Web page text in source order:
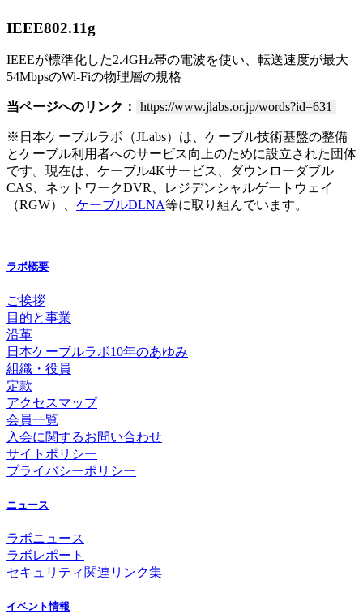
IEEE802.11g
IEEEが標準化した2.4GHz帯の電波を使い、転送速度が最大
54MbpsのWi-Fiの物理層の規格
当ページへのリンク： https://www.jlabs.or.jp/words?id=631
※日本ケーブルラボ（JLabs）は、ケーブル技術基盤の整備
とケーブル利用者へのサービス向上のために設立された団体
です。現在は、ケーブル4Kサービス、ダウンローダブル
CAS、ネットワークDVR、レジデンシャルゲートウェイ
（RGW）、 ケーブルDLNA等に取り組んでいます。
ラボ概要
ご挨拶
目的と事業
沿革
日本ケーブルラボ10年のあゆみ
組織・役員
定款
アクセスマップ
会員一覧
入会に関するお問い合わせ
サイトポリシー
プライバシーポリシー
ニュース
ラボニュース
ラボレポート
セキュリティ関連リンク集
イベント情報